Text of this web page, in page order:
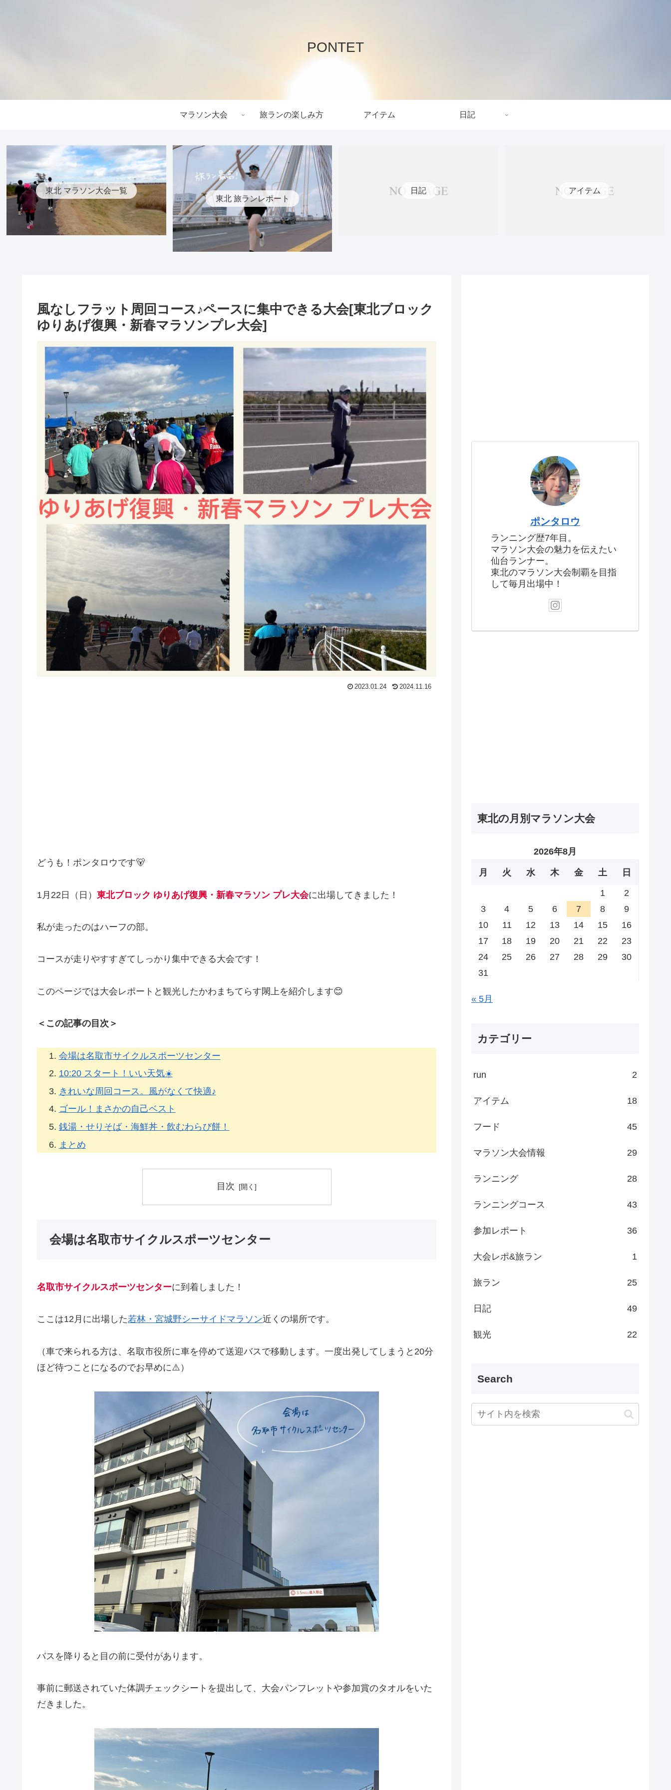
PONTET
マラソン大会 旅ランの楽しみ方 アイテム 日記
東北 マラソン大会一覧
東北 旅ランレポート
日記 アイテム
風なしフラット周回コース♪ペースに集中できる大会[東北ブロック
ゆりあげ復興・新春マラソンプレ大会]
2023.01.24 2024.11.16
どうも！ポンタロウです🐻
1月22日（日） 東北ブロック ゆりあげ復興・新春マラソン プレ大会に出場してきました！
私が走ったのはハーフの部。
コースが走りやすすぎてしっかり集中できる大会です！
このページでは大会レポートと観光したかわまちてらす閖上を紹介します😊
＜この記事の目次＞
会場は名取市サイクルスポーツセンター
10:20 スタート！いい天気☀️
きれいな周回コース。風がなくて快適♪
ゴール！まさかの自己ベスト
銭湯・せりそば・海鮮丼・飲むわらび餅！
まとめ
目次
会場は名取市サイクルスポーツセンター
名取市サイクルスポーツセンターに到着しました！
ここは12月に出場した若林・宮城野シーサイドマラソン近くの場所です。
（車で来られる方は、名取市役所に車を停めて送迎バスで移動します。一度出発してしまうと20分
ほど待つことになるのでお早めに⚠️）
バスを降りると目の前に受付があります。
事前に郵送されていた体調チェックシートを提出して、大会パンフレットや参加賞のタオルをいた
だきました。
ポンタロウ
ランニング歴7年目。
マラソン大会の魅力を伝えたい
仙台ランナー。
東北のマラソン大会制覇を目指
して毎月出場中！
東北の月別マラソン大会
2026年8月
月 火 水 木 金 土 日
1
2
3
4 5 6 7 8
9
10
11 12 13 14 15
16
17
18 19 20 21 22
23
24
25 26 27 28 29
30
31
« 5月
カテゴリー
run 2
アイテム 18
フード 45
マラソン大会情報 29
ランニング 28
ランニングコース 43
参加レポート 36
大会レポ&旅ラン 1
旅ラン 25
日記 49
観光 22
Search